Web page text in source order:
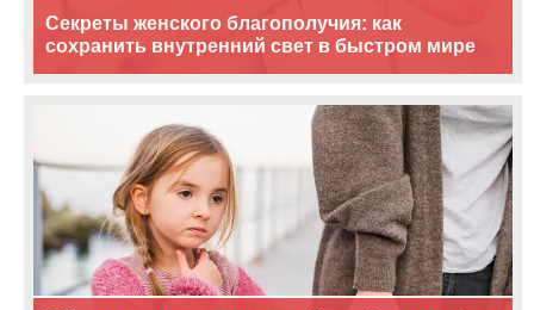
Секреты женского благополучия: как
сохранить внутренний свет в быстром мире